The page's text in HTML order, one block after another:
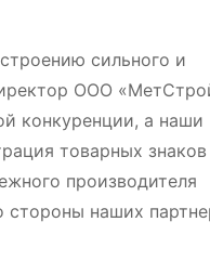
сильного и
ООО
конкуренции, а наши
товарных знаков
производителя
стороны наших